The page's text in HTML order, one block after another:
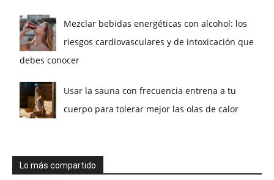
Mezclar bebidas energéticas con alcohol: los
riesgos cardiovasculares y de intoxicación que
debes conocer
Usar la sauna con frecuencia entrena a tu
cuerpo para tolerar mejor las olas de calor
Lo más compartido